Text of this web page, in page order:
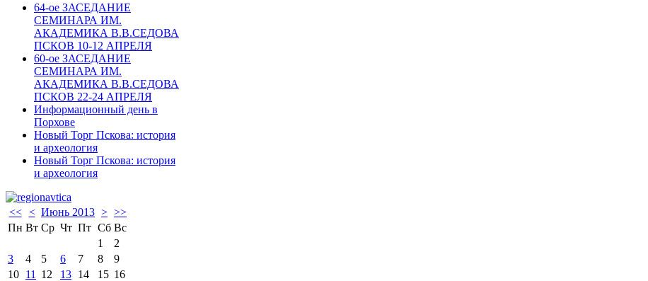
64-ое ЗАСЕДАНИЕ
СЕМИНАРА ИМ.
АКАДЕМИКА В.В.СЕДОВА
ПСКОВ 10-12 АПРЕЛЯ
60-ое ЗАСЕДАНИЕ
СЕМИНАРА ИМ.
АКАДЕМИКА В.В.СЕДОВА
ПСКОВ 22-24 АПРЕЛЯ
Информационный день в
Порхове
Новый Торг Пскова: история
и археология
Новый Торг Пскова: история
и археология
<< < Июнь 2013 > >>
Пн Вт Ср Чт Пт Сб Вс
1
2
3
4 5 6 7 8
9
10 11 12 13 14 15 16